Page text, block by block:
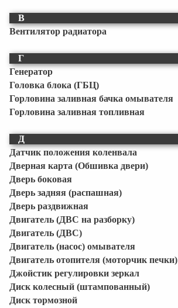
В
Вентилятор радиатора
Г
Генератор
Головка блока (ГБЦ)
Горловина заливная бачка омывателя
Горловина заливная топливная
Д
Датчик положения коленвала
Дверная карта (Обшивка двери)
Дверь боковая
Дверь задняя (распашная)
Дверь раздвижная
Двигатель (ДВС на разборку)
Двигатель (ДВС)
Двигатель (насос) омывателя
Двигатель отопителя (моторчик печки)
Джойстик регулировки зеркал
Диск колесный (штампованный)
Диск тормозной